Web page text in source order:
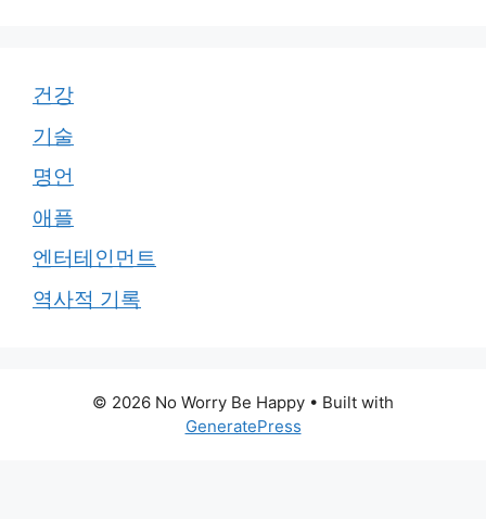
건강
기술
명언
애플
엔터테인먼트
역사적 기록
© 2026 No Worry Be Happy • Built with
GeneratePress